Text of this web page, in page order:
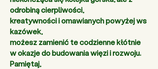
odrobiną cierpliwości,
kreatywności i omawianych powyżej ws
kazówek,
możesz zamienić te codzienne kłótnie
w okazje do budowania więzi i rozwoju.
Pamiętaj,